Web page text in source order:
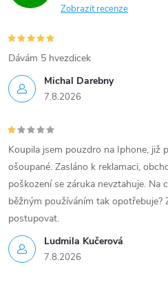
Zobrazit recenze
Michal Darebny
7.8.2026
Dávám 5 hvezdicek
Ludmila Kučerová
7.8.2026
Koupila jsem pouzdro na Iphone, již
ošoupané. Zasláno k reklamaci,
poškození se záruka nevztahuje. Na
běžným používáním tak opotřebuje?
postupovat.